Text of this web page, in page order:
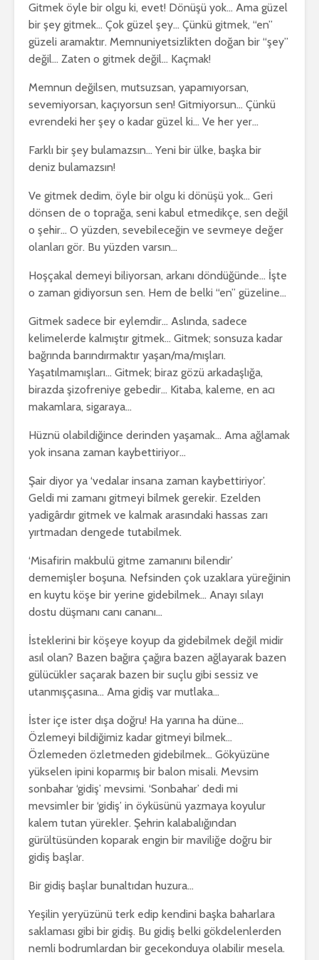
Gitmek öyle bir olgu ki, evet! Dönüşü yok… Ama güzel
bir şey gitmek… Çok güzel şey… Çünkü gitmek, “en”
güzeli aramaktır. Memnuniyetsizlikten doğan bir “şey”
değil… Zaten o gitmek değil… Kaçmak!
Memnun değilsen, mutsuzsan, yapamıyorsan,
sevemiyorsan, kaçıyorsun sen! Gitmiyorsun… Çünkü
evrendeki her şey o kadar güzel ki… Ve her yer…
Farklı bir şey bulamazsın… Yeni bir ülke, başka bir
deniz bulamazsın!
Ve gitmek dedim, öyle bir olgu ki dönüşü yok… Geri
dönsen de o toprağa, seni kabul etmedikçe, sen değil
o şehir… O yüzden, sevebileceğin ve sevmeye değer
olanları gör. Bu yüzden varsın…
Hoşçakal demeyi biliyorsan, arkanı döndüğünde… İşte
o zaman gidiyorsun sen. Hem de belki “en” güzeline…
Gitmek sadece bir eylemdir… Aslında, sadece
kelimelerde kalmıştır gitmek… Gitmek; sonsuza kadar
bağrında barındırmaktır yaşan/ma/mışları.
Yaşatılmamışları… Gitmek; biraz gözü arkadaşlığa,
birazda şizofreniye gebedir… Kitaba, kaleme, en acı
makamlara, sigaraya…
Hüznü olabildiğince derinden yaşamak… Ama ağlamak
yok insana zaman kaybettiriyor…
Şair diyor ya ‘vedalar insana zaman kaybettiriyor’.
Geldi mi zamanı gitmeyi bilmek gerekir. Ezelden
yadigârdır gitmek ve kalmak arasındaki hassas zarı
yırtmadan dengede tutabilmek.
‘Misafirin makbulü gitme zamanını bilendir’
dememişler boşuna. Nefsinden çok uzaklara yüreğinin
en kuytu köşe bir yerine gidebilmek… Anayı sılayı
dostu düşmanı canı cananı…
İsteklerini bir köşeye koyup da gidebilmek değil midir
asıl olan? Bazen bağıra çağıra bazen ağlayarak bazen
gülücükler saçarak bazen bir suçlu gibi sessiz ve
utanmışçasına… Ama gidiş var mutlaka…
İster içe ister dışa doğru! Ha yarına ha düne…
Özlemeyi bildiğimiz kadar gitmeyi bilmek…
Özlemeden özletmeden gidebilmek… Gökyüzüne
yükselen ipini koparmış bir balon misali. Mevsim
sonbahar ‘gidiş’ mevsimi. ‘Sonbahar’ dedi mi
mevsimler bir ‘gidiş’ in öyküsünü yazmaya koyulur
kalem tutan yürekler. Şehrin kalabalığından
gürültüsünden koparak engin bir maviliğe doğru bir
gidiş başlar.
Bir gidiş başlar bunaltıdan huzura…
Yeşilin yeryüzünü terk edip kendini başka baharlara
saklaması gibi bir gidiş. Bu gidiş belki gökdelenlerden
nemli bodrumlardan bir gecekonduya olabilir mesela.